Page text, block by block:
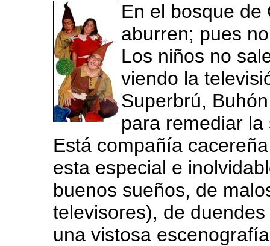
En el bosque de
aburren; pues
Los niños no
viendo la
Superbrú,
para remediar la
Está compañía
esta especial e
buenos sueños, de
televisores), de
una vistosa